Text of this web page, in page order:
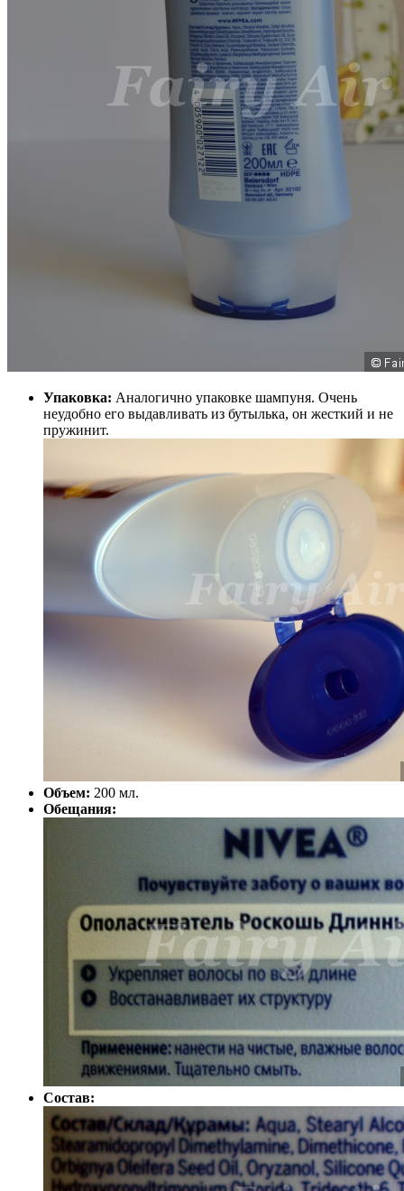
Упаковка: Аналогично упаковке шампуня. Очень
неудобно его выдавливать из бутылька, он жесткий и не
пружинит.
Объем: 200 мл.
Обещания:
Состав: